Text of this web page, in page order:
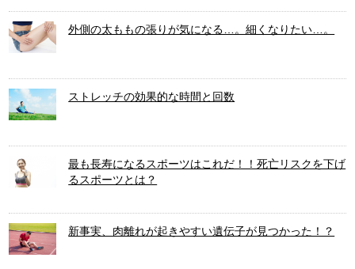
外側の太ももの張りが気になる…。細くなりたい…。
ストレッチの効果的な時間と回数
最も長寿になるスポーツはこれだ！！死亡リスクを下げ
るスポーツとは？
新事実、肉離れが起きやすい遺伝子が見つかった！？